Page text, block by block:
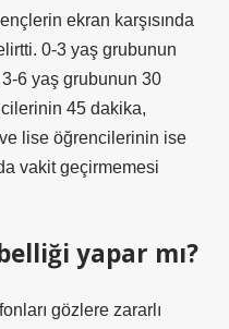
ekran karşısında
0-3 yaş grubunun
3-6 yaş grubunun 30
45 dakika,
lise öğrencilerinin ise
vakit geçirmemesi
yapar mı?
gözlere zararlı